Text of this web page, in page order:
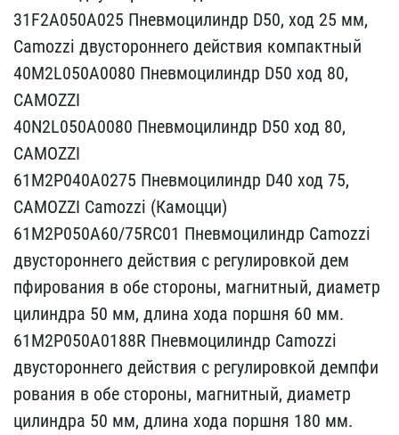
31F2A050A025 Пнев​моцилиндр D50, ход 25 мм​,
Camozzi двустороннего ​действия компактный
40M2​L050A0080 Пневмоцилиндр ​D50 ход 80,
CAMOZZI
40N2​L050A0080 Пневмоцилиндр ​D50 ход 80,
CAMOZZI
61M2​P040A0275 Пневмоцилиндр ​D40 ход 75,
CAMOZZI Camo​zzi (Камоцци)
61M2P050A6​0/75RC01 Пневмоцилиндр C​amozzi
двустороннего дей​ствия с регулировкой дем​
пфирования в обе стороны​, магнитный, диаметр
цил​индра 50 мм, длина хода ​поршня 60 мм.
61M2P050A​0188R Пневмоцилиндр Camo​zzi
двустороннего действ​ия с регулировкой демпфи​
рования в обе стороны, м​агнитный, диаметр
цилинд​ра 50 мм, длина хода пор​шня 180 мм.